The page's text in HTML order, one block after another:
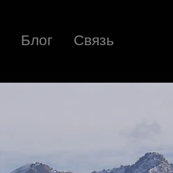
Блог Связь